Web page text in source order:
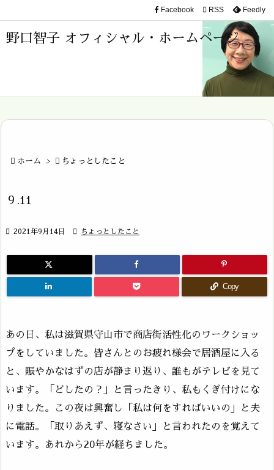
野口智子 オフィシャル・ホームページ

メニュ

サイド

前へ

Facebook  RSS Feedly
 ホーム >  ちょっとしたこと
９.11
 2021年9月14日  ちょっとしたこと
Copy
あの日、私は滋賀県守山市で商店街活性化のワークショッ
プをしていました。皆さんとのお疲れ様会で居酒屋に入る
と、賑やかなはずの店が静まり返り、誰もがテレビを見て
います。「どしたの？」と言ったきり、私もくぎ付けにな
りました。この夜は興奮し「私は何をすればいいの」と夫
に電話。「取りあえず、寝なさい」と言われたのを覚えて
います。あれから20年が経ちました。